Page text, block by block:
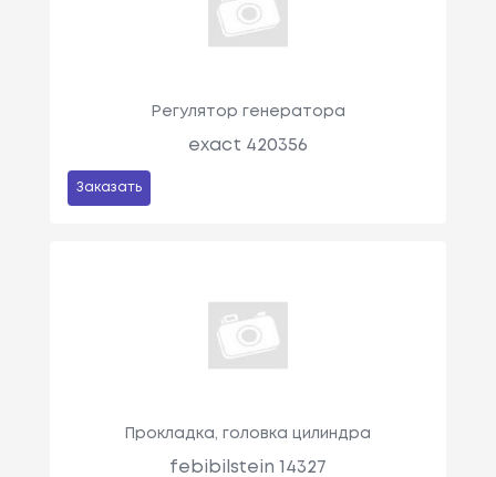
Регулятор генератора
exact 420356
Заказать
Прокладка, головка цилиндра
febibilstein 14327